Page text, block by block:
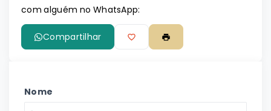
com alguém no WhatsApp:
Compartilhar
Nome